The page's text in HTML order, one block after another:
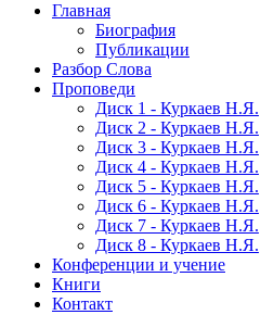
Главная
Биография
Публикации
Разбор Слова
Проповеди
Диск 1 - Куркаев Н.Я.
Диск 2 - Куркаев Н.Я.
Диск 3 - Куркаев Н.Я.
Диск 4 - Куркаев Н.Я.
Диск 5 - Куркаев Н.Я.
Диск 6 - Куркаев Н.Я.
Диск 7 - Куркаев Н.Я.
Диск 8 - Куркаев Н.Я.
Конференции и учение
Книги
Контакт